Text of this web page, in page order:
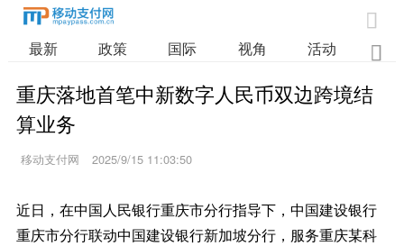

最新 政策 国际 视角 活动 业

重庆落地首笔中新数字人民币双边跨境结
算业务
移动支付网 2025/9/15 11:03:50
近日，在中国人民银行重庆市分行指导下，中国建设银行
重庆市分行联动中国建设银行新加坡分行，服务重庆某科